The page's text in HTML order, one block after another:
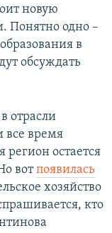
новую
Понятно одно –
в
обсуждать
отрасли
время
регион остается
вотпоявилась
хозяйство
кто